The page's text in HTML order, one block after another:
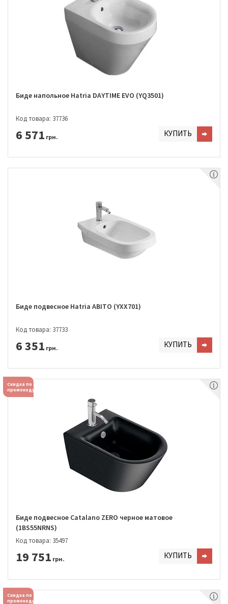
Биде напольное Hatria DAYTIME EVO (YQ3501)
Код товара: 37736
6 571 грн. КУПИТЬ
Биде подвесное Hatria ABITO (YXX701)
Код товара: 37733
6 351 грн. КУПИТЬ
Скидка по
промокоду
Биде подвесное Catalano ZERO черное матовое
(1BS55NRNS)
Код товара: 35497
19 751 грн. КУПИТЬ
Скидка по
промокоду